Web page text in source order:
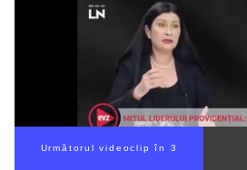
Următorul videoclip în 2